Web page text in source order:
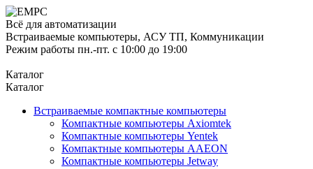
Всё для автоматизации
Встраиваемые компьютеры, АСУ ТП, Коммуникации
Режим работы пн.-пт. с 10:00 до 19:00
Каталог
Каталог
Встраиваемые компактные компьютеры
Компактные компьютеры Axiomtek
Компактные компьютеры Yentek
Компактные компьютеры AAEON
Компактные компьютеры Jetway